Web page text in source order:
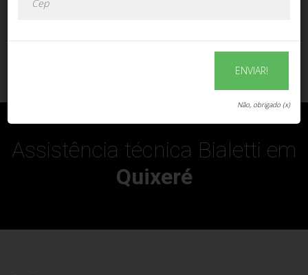
Assistência técnica Bialetti em
Quixeré
ENVIAR!
Não, obrigado (x)